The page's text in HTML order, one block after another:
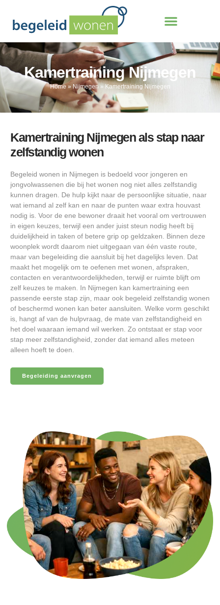
Kamertraining Nijmegen
Home »Nijmegen »Kamertraining Nijmegen
Kamertraining Nijmegen als stap naar
zelfstandig wonen
Begeleid wonen in Nijmegen is bedoeld voor jongeren en
jongvolwassenen die bij het wonen nog niet alles zelfstandig
kunnen dragen. De hulp kijkt naar de persoonlijke situatie, naar
wat iemand al zelf kan en naar de punten waar extra houvast
nodig is. Voor de ene bewoner draait het vooral om vertrouwen
in eigen keuzes, terwijl een ander juist steun nodig heeft bij
duidelijkheid in taken of betere grip op geldzaken. Binnen deze
woonplek wordt daarom niet uitgegaan van één vaste route,
maar van begeleiding die aansluit bij het dagelijks leven. Dat
maakt het mogelijk om te oefenen met wonen, afspraken,
contacten en verantwoordelijkheden, terwijl er ruimte blijft om
zelf keuzes te maken. In Nijmegen kan kamertraining een
passende eerste stap zijn, maar ook begeleid zelfstandig wonen
of beschermd wonen kan beter aansluiten. Welke vorm geschikt
is, hangt af van de hulpvraag, de mate van zelfstandigheid en
het doel waaraan iemand wil werken. Zo ontstaat er stap voor
stap meer zelfstandigheid, zonder dat iemand alles meteen
alleen hoeft te doen.
Begeleiding aanvragen